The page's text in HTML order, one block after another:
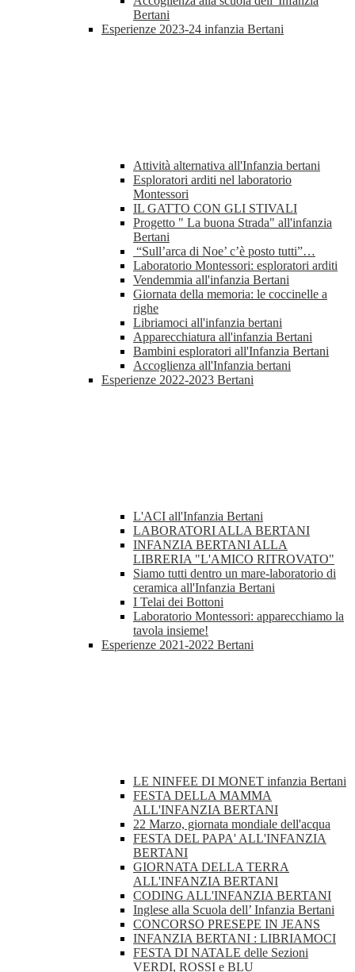
Bertani
Esperienze 2023-24 infanzia Bertani
Attività alternativa all'Infanzia bertani
Esploratori arditi nel laboratorio
Montessori
IL GATTO CON GLI STIVALI
Progetto " La buona Strada" all'infanzia
Bertani
“Sull’arca di Noe’ c’è posto tutti”…
Laboratorio Montessori: esploratori arditi
Vendemmia all'infanzia Bertani
Giornata della memoria: le coccinelle a
righe
Libriamoci all'infanzia bertani
Apparecchiatura all'infanzia Bertani
Bambini esploratori all'Infanzia Bertani
Accoglienza all'Infanzia bertani
Esperienze 2022-2023 Bertani
L'ACI all'Infanzia Bertani
LABORATORI ALLA BERTANI
INFANZIA BERTANI ALLA
LIBRERIA "L'AMICO RITROVATO"
Siamo tutti dentro un mare-laboratorio di
ceramica all'Infanzia Bertani
I Telai dei Bottoni
Laboratorio Montessori: apparecchiamo la
tavola insieme!
Esperienze 2021-2022 Bertani
LE NINFEE DI MONET infanzia Bertani
FESTA DELLA MAMMA
ALL'INFANZIA BERTANI
22 Marzo, giornata mondiale dell'acqua
FESTA DEL PAPA' ALL'INFANZIA
BERTANI
GIORNATA DELLA TERRA
ALL'INFANZIA BERTANI
CODING ALL'INFANZIA BERTANI
Inglese alla Scuola dell’ Infanzia Bertani
CONCORSO PRESEPE IN JEANS
INFANZIA BERTANI : LIBRIAMOCI
FESTA DI NATALE delle Sezioni
VERDI, ROSSI e BLU